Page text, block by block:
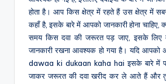
होता है। आप किस क्षेत्र में रहते हैं उस क्षेत्र में
कहाँ है, इसके बारे में आपको जानकारी होना
समय किस दवा की जरूरत पड़ जाए, इसके लिए
जानकारी रखना आवश्यक हो गया है। यदि
dawaa ki dukaan kaha hai इसके बारे में
जाकर जरूरत की दवा खरीद कर ले आते हैं और